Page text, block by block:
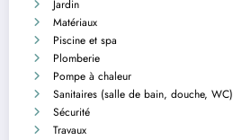
Jardin
Matériaux
Piscine et spa
Plomberie
Pompe à chaleur
Sanitaires (salle de bain, douche, WC)
Sécurité
Travaux